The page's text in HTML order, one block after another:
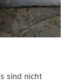
sind nicht